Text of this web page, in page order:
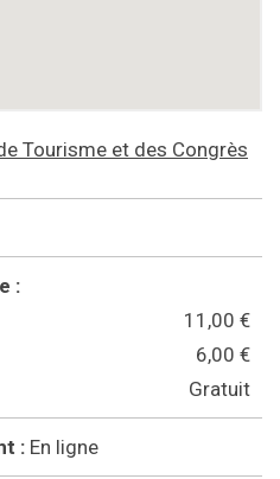
Tourisme et des Congrès
:
11,00 €
6,00 €
Gratuit
: En ligne